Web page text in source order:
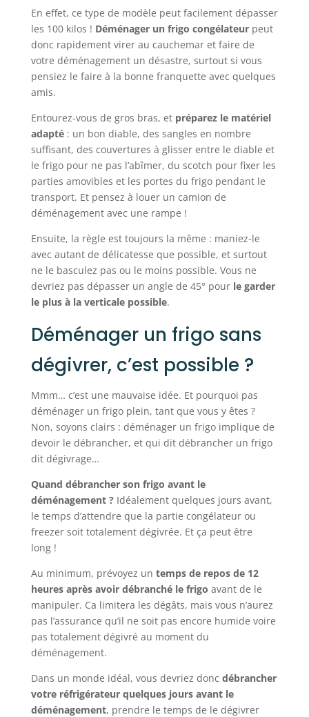
En effet, ce type de modèle peut facilement dépasser
les 100 kilos ! Déménager un frigo congélateurpeut
donc rapidement virer au cauchemar et faire de
votre déménagement un désastre, surtout si vous
pensiez le faire à la bonne franquette avec quelques
amis.
Entourez-vous de gros bras, et préparez le matériel
adapté: un bon diable, des sangles en nombre
suffisant, des couvertures à glisser entre le diable et
le frigo pour ne pas l’abîmer, du scotch pour fixer les
parties amovibles et les portes du frigo pendant le
transport. Et pensez à louer un camion de
déménagement avec une rampe !
Ensuite, la règle est toujours la même : maniez-le
avec autant de délicatesse que possible, et surtout
ne le basculez pas ou le moins possible. Vous ne
devriez pas dépasser un angle de 45° pour le garder
le plus à la verticale possible.
Déménager un frigo sans
dégivrer, c’est possible ?
Mmm… c’est une mauvaise idée. Et pourquoi pas
déménager un frigo plein, tant que vous y êtes ?
Non, soyons clairs : déménager un frigo implique de
devoir le débrancher, et qui dit débrancher un frigo
dit dégivrage…
Quand débrancher son frigo avant le
déménagement ? Idéalement quelques jours avant,
le temps d’attendre que la partie congélateur ou
freezer soit totalement dégivrée. Et ça peut être
long !
Au minimum, prévoyez un temps de repos de 12
heures après avoir débranché le frigo avant de le
manipuler. Ca limitera les dégâts, mais vous n’aurez
pas l’assurance qu’il ne soit pas encore humide voire
pas totalement dégivré au moment du
déménagement.
Dans un monde idéal, vous devriez donc débrancher
votre réfrigérateur quelques jours avant le
déménagement, prendre le temps de le dégivrer